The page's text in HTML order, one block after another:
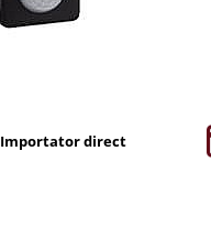
Importator direct